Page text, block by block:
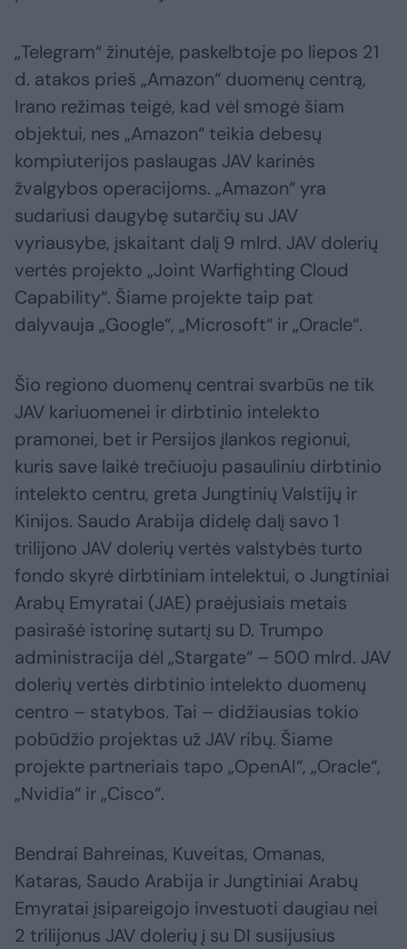
„Telegram“ žinutėje, paskelbtoje po liepos 21
d. atakos prieš „Amazon“ duomenų centrą,
Irano režimas teigė, kad vėl smogė šiam
objektui, nes „Amazon“ teikia debesų
kompiuterijos paslaugas JAV karinės
žvalgybos operacijoms. „Amazon“ yra
sudariusi daugybę sutarčių su JAV
vyriausybe, įskaitant dalį 9 mlrd. JAV dolerių
vertės projekto „Joint Warfighting Cloud
Capability“. Šiame projekte taip pat
dalyvauja „Google“, „Microsoft“ ir „Oracle“.
Šio regiono duomenų centrai svarbūs ne tik
JAV kariuomenei ir dirbtinio intelekto
pramonei, bet ir Persijos įlankos regionui,
kuris save laikė trečiuoju pasauliniu dirbtinio
intelekto centru, greta Jungtinių Valstijų ir
Kinijos. Saudo Arabija didelę dalį savo 1
trilijono JAV dolerių vertės valstybės turto
fondo skyrė dirbtiniam intelektui, o Jungtiniai
Arabų Emyratai (JAE) praėjusiais metais
pasirašė istorinę sutartį su D. Trumpo
administracija dėl „Stargate“ – 500 mlrd. JAV
dolerių vertės dirbtinio intelekto duomenų
centro – statybos. Tai – didžiausias tokio
pobūdžio projektas už JAV ribų. Šiame
projekte partneriais tapo „OpenAI“, „Oracle“,
„Nvidia“ ir „Cisco“.
Bendrai Bahreinas, Kuveitas, Omanas,
Kataras, Saudo Arabija ir Jungtiniai Arabų
Emyratai įsipareigojo investuoti daugiau nei
2 trilijonus JAV dolerių į su DI susijusius